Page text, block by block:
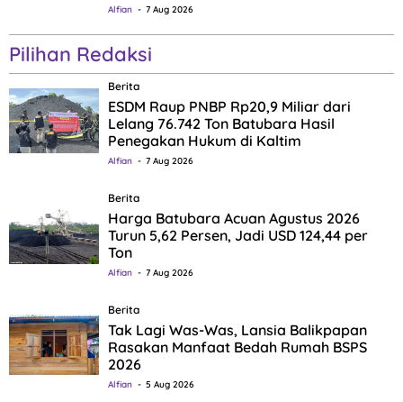
Alfian 7 Aug 2026
Pilihan Redaksi
Berita
ESDM Raup PNBP Rp20,9 Miliar dari
Lelang 76.742 Ton Batubara Hasil
Penegakan Hukum di Kaltim
Alfian 7 Aug 2026
Berita
Harga Batubara Acuan Agustus 2026
Turun 5,62 Persen, Jadi USD 124,44 per
Ton
Alfian 7 Aug 2026
Berita
Tak Lagi Was-Was, Lansia Balikpapan
Rasakan Manfaat Bedah Rumah BSPS
2026
Alfian 5 Aug 2026